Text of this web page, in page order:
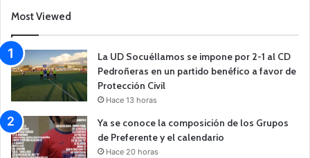
Most Viewed
La UD Socuéllamos se impone por 2-1 al CD
Pedroñeras en un partido benéfico a favor de
Protección Civil
Hace 13 horas
Ya se conoce la composición de los Grupos
de Preferente y el calendario
Hace 20 horas